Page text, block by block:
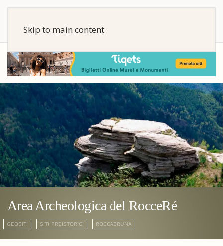
Skip to main content
Area Archeologica del RocceRé
GEOSITI SITI PREISTORICI ROCCABRUNA